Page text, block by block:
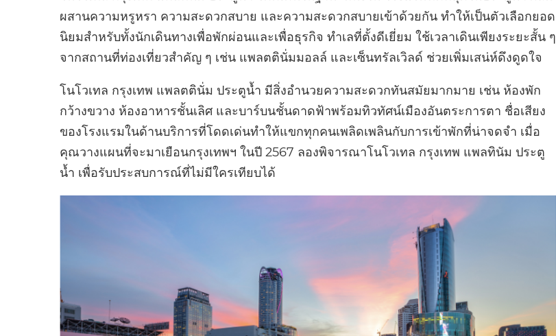
ผสานความหรูหรา ความสะดวกสบาย และความสะดวกสบายเข้าด้วยกัน ทำให้เป็นตัวเลือกยอด
นิยมสำหรับทั้งนักเดินทางเพื่อพักผ่อนและเพื่อธุรกิจ ทำเลที่ตั้งดีเยี่ยม ใช้เวลาเดินเพียงระยะสั้น ๆ
จากสถานที่ท่องเที่ยวสำคัญ ๆ เช่น แพลตตินั่มมอลล์ และเซ็นทรัลเวิลด์ ช่วยเพิ่มเสน่ห์ดึงดูดใจ
โนโวเทล กรุงเทพ แพลตตินั่ม ประตูน้ำ มีสิ่งอำนวยความสะดวกทันสมัยมากมาย เช่น ห้องพัก
กว้างขวาง ห้องอาหารชั้นเลิศ และบาร์บนชั้นดาดฟ้าพร้อมทิวทัศน์เมืองอันตระการตา ชื่อเสียง
ของโรงแรมในด้านบริการที่โดดเด่นทำให้แขกทุกคนเพลิดเพลินกับการเข้าพักที่น่าจดจำ เมื่อ
คุณวางแผนที่จะมาเยือนกรุงเทพฯ ในปี 2567 ลองพิจารณาโนโวเทล กรุงเทพ แพลทินัม ประตู
น้ำ เพื่อรับประสบการณ์ที่ไม่มีใครเทียบได้